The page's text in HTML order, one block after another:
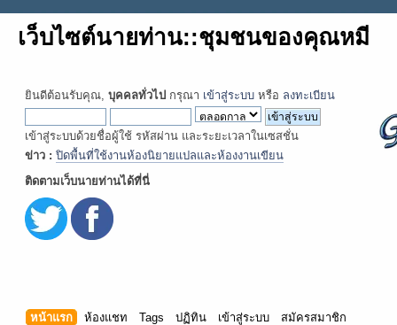
เว็บไซต์นายท่าน::ชุมชนของคุณหมี
ยินดีต้อนรับคุณ, บุคคลทั่วไป กรุณา เข้าสู่ระบบ หรือ ลงทะเบียน
เข้าสู่ระบบด้วยชื่อผู้ใช้ รหัสผ่าน และระยะเวลาในเซสชั่น
ข่าว : ปิดพื้นที่ใช้งานห้องนิยายแปลและห้องงานเขียน
ติดตามเว็บนายท่านได้ที่นี่
หน้าแรก ห้องแชท Tags ปฏิทิน เข้าสู่ระบบ สมัครสมาชิก